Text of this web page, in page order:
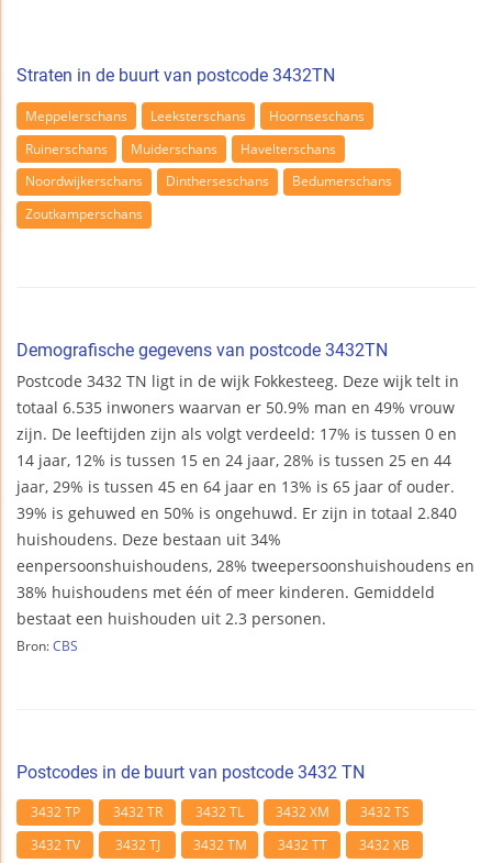
Straten in de buurt van postcode 3432TN
Meppelerschans Leeksterschans
Hoornseschans
Ruinerschans
Muiderschans
Havelterschans
Noordwijkerschans
Dintherseschans
Bedumerschans
Zoutkamperschans
Demografische gegevens van postcode 3432TN
Postcode 3432 TN ligt in de wijk Fokkesteeg. Deze wijk telt in
totaal 6.535 inwoners waarvan er 50.9% man en 49% vrouw
zijn. De leeftijden zijn als volgt verdeeld: 17% is tussen 0 en
14 jaar, 12% is tussen 15 en 24 jaar, 28% is tussen 25 en 44
jaar, 29% is tussen 45 en 64 jaar en 13% is 65 jaar of ouder.
39% is gehuwed en 50% is ongehuwd. Er zijn in totaal 2.840
huishoudens. Deze bestaan uit 34%
eenpersoonshuishoudens, 28% tweepersoonshuishoudens en
38% huishoudens met één of meer kinderen. Gemiddeld
bestaat een huishouden uit 2.3 personen.
Bron: CBS
Postcodes in de buurt van postcode 3432 TN
3432 TP 3432 TR 3432 TL 3432 XM
3432 TS
3432 TV
3432 TJ 3432 TM 3432 TT
3432 XB